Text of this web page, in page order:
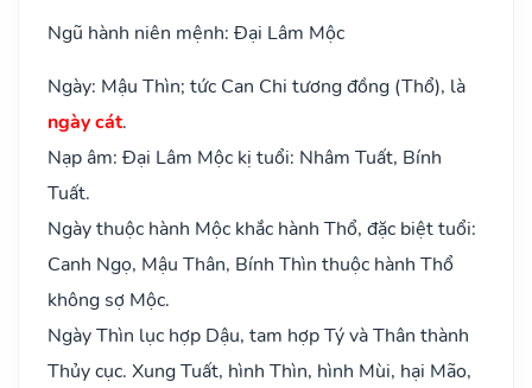
Ngũ hành niên mệnh: Đại Lâm Mộc
Ngày: Mậu Thìn; tức Can Chi tương đồng (Thổ), là
ngày cát.
Nạp âm: Đại Lâm Mộc kị tuổi: Nhâm Tuất, Bính
Tuất.
Ngày thuộc hành Mộc khắc hành Thổ, đặc biệt tuổi:
Canh Ngọ, Mậu Thân, Bính Thìn thuộc hành Thổ
không sợ Mộc.
Ngày Thìn lục hợp Dậu, tam hợp Tý và Thân thành
Thủy cục. Xung Tuất, hình Thìn, hình Mùi, hại Mão,